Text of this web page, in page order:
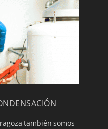
VERANO
acondicionado
también somos